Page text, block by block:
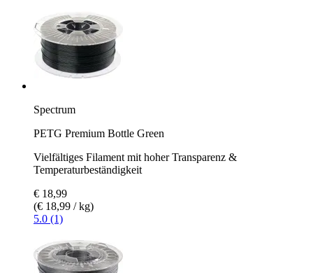
Spectrum
PETG Premium Bottle Green
Vielfältiges Filament mit hoher Transparenz &
Temperaturbeständigkeit
€ 18,99
(€ 18,99 / kg)
5.0 (1)